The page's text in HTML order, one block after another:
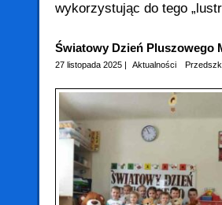
wykorzystując do tego
Światowy Dzień Pluszowego
27 listopada 2025 | Aktualności